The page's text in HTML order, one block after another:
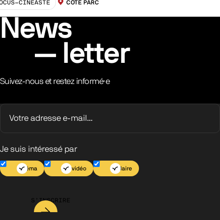
CINEASTE LOCALISATION :
CÔTÉ PARC
News
letter
Suivez-nous et restez informé·e
Je suis intéressé par
Cinéma Jeu vidéo Scolaire
S’INSCRIRE